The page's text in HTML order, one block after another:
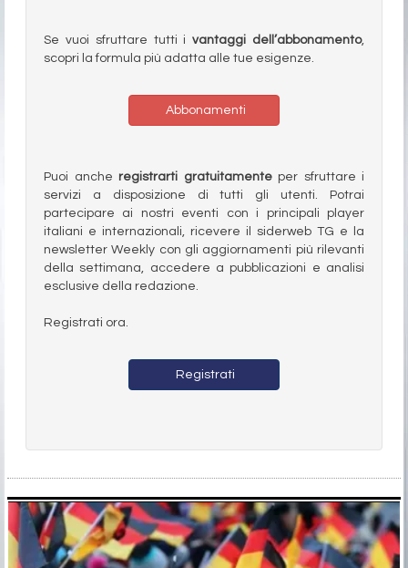
Se vuoi sfruttare tutti ivantaggi dell’abbonamento,
scopri la formula più adatta alle tue esigenze.
Abbonamenti
Puoi anche registrarti gratuitamenteper sfruttare i
servizi a disposizione di tutti gli utenti. Potrai
partecipare ai nostri eventi con i principali player
italiani e internazionali, ricevere il siderweb TG e la
newsletter Weekly con gli aggiornamenti più rilevanti
della settimana, accedere a pubblicazioni e analisi
esclusive della redazione.
Registrati ora.
Registrati